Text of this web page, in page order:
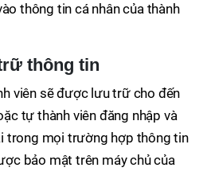
thông tin cá nhân của thành
thông tin
viên sẽ được lưu trữ cho đến
tự thành viên đăng nhập và
trong mọi trường hợp thông tin
bảo mật trên máy chủ của